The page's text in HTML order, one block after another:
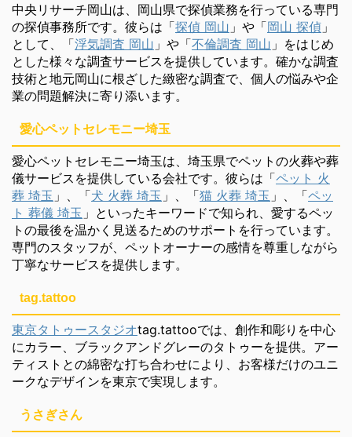
中央リサーチ岡山は、岡山県で探偵業務を行っている専門
の探偵事務所です。彼らは「探偵 岡山 」や「岡山 探偵 」
として、「浮気調査 岡山 」や「不倫調査 岡山 」をはじめ
とした様々な調査サービスを提供しています。確かな調査
技術と地元岡山に根ざした緻密な調査で、個人の悩みや企
業の問題解決に寄り添います。
愛心ペットセレモニー埼玉
愛心ペットセレモニー埼玉は、埼玉県でペットの火葬や葬
儀サービスを提供している会社です。彼らは「ペット 火
葬 埼玉 」、「犬 火葬 埼玉 」、「猫 火葬 埼玉 」、「ペッ
ト 葬儀 埼玉 」といったキーワードで知られ、愛するペッ
トの最後を温かく見送るためのサポートを行っています。
専門のスタッフが、ペットオーナーの感情を尊重しながら
丁寧なサービスを提供します。
tag.tattoo
東京タトゥースタジオtag.tattooでは、創作和彫りを中心
にカラー、ブラックアンドグレーのタトゥーを提供。アー
ティストとの綿密な打ち合わせにより、お客様だけのユニ
ークなデザインを東京で実現します。
うさぎさん